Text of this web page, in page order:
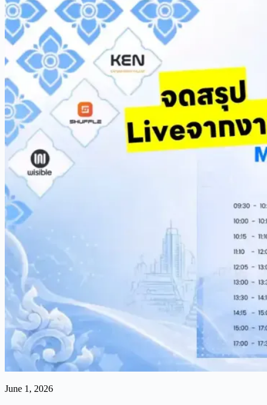
June 1, 2026